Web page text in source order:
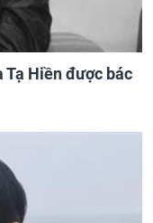
Tạ Hiền được bác